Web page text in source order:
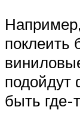
поклеить
быть где-